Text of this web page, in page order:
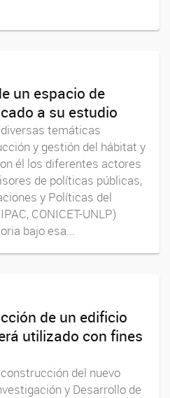
un espacio de
a su estudio
temáticas
y gestión del hábitat y
él los diferentes actores
de políticas públicas,
y Políticas del
CONICET-UNLP)
bajo esa...
de un edificio
utilizado con fines
del nuevo
y Desarrollo de